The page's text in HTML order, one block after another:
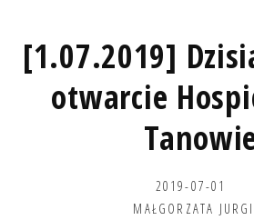
[1.07.2019]
otwarcie
2019-07-01
MAŁGORZATA